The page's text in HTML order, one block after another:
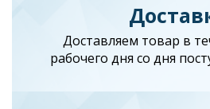
Доставляем товар в
рабочего дня со дня